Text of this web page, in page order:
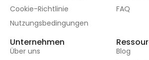
Cookie-Richtlinie
Nutzungsbedingungen
FAQ
Unternehmen
Über uns
Blog